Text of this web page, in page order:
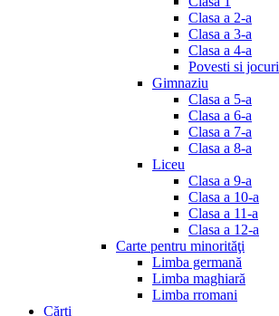
Clasa a 2-a
Clasa a 3-a
Clasa a 4-a
Povesti si jocuri
Gimnaziu
Clasa a 5-a
Clasa a 6-a
Clasa a 7-a
Clasa a 8-a
Liceu
Clasa a 9-a
Clasa a 10-a
Clasa a 11-a
Clasa a 12-a
Carte pentru minorităţi
Limba germană
Limba maghiară
Limba rromani
Cărţi